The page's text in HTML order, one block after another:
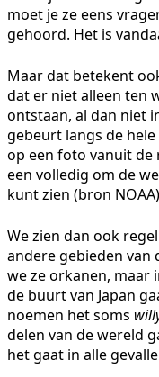
moet je ze eens
gehoord. Het is
Maar dat betekent
dat er niet alleen ten
ontstaan, al dan niet
gebeurt langs de hele
op een foto vanuit de
een volledig om de
kunt zien (bron
We zien dan ook
andere gebieden van
we ze orkanen, maar
de buurt van Japan
noemen het soms
delen van de wereld
het gaat in alle